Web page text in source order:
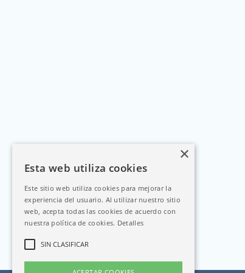
Esta web utiliza cookies
Este sitio web utiliza cookies para mejorar la
experiencia del usuario. Al utilizar nuestro sitio
web, acepta todas las cookies de acuerdo con
nuestra política de cookies. Detalles
SIN CLASIFICAR
×